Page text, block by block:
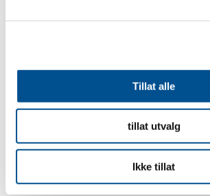
Tillat alle
tillat utvalg
Ikke tillat